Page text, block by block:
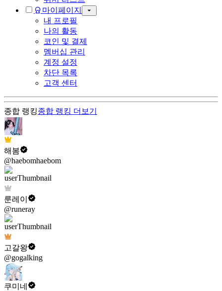
마이페이지
내 프로필
나의 활동
코인 및 결제
멤버십 관리
계정 설정
차단 목록
고객 센터
종합 랭킹종합 랭킹 더보기
해봄
@haebomhaebom
룬레이
@runeray
고갈왕
@gogalking
쿠미네